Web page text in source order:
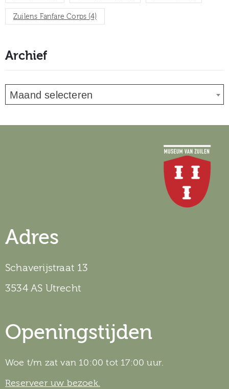
Zuilens Fanfare Corps (4)
Archief
Maand selecteren
Adres
Schaverijstraat 13
3534 AS Utrecht
Openingstijden
Woe t/m zat van 10:00 tot 17:00 uur.
Reserveer uw bezoek.